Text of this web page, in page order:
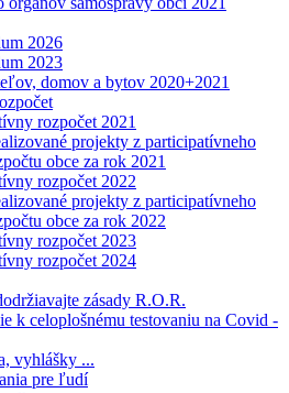
2026
2023
domov a bytov 2020+2021
rozpočet 2021
projekty z participatívneho
obce za rok 2021
rozpočet 2022
projekty z participatívneho
obce za rok 2022
rozpočet 2023
rozpočet 2024
zásady R.O.R.
k celoplošnému testovaniu na Covid -
vyhlášky ...
pre ľudí